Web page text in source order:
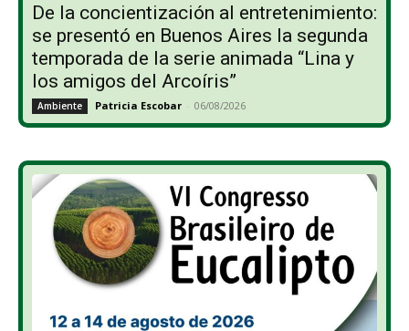
De la concientización al entretenimiento:
se presentó en Buenos Aires la segunda
temporada de la serie animada “Lina y
los amigos del Arcoíris”
Ambiente Patricia Escobar - 06/08/2026